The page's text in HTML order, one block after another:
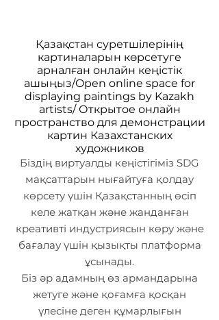
Қазақстан суретшілерінің
картиналарын көрсетуге
арналған онлайн кеңістік
ашыңыз/Open online space for
displaying paintings by Kazakh
artists/ Открытое онлайн
пространство для демонстрации
картин Казахстанских
художников
Біздің виртуалды кеңістігіміз SDG
мақсаттарын нығайтуға қолдау
көрсету үшін Қазақстанның өсіп
келе жатқан және жанданған
креативті индустриясын көру және
бағалау үшін қызықты платформа
ұсынады.
Біз әр адамның өз армандарына
жетуге және қоғамға қосқан
үлесіне деген құмарлығын